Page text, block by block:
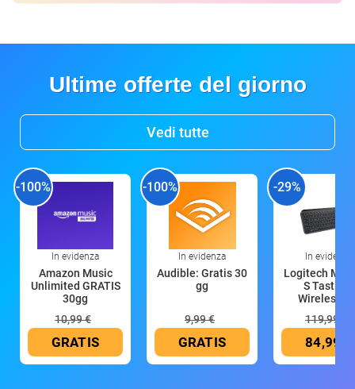
Ultime offerte del giorno
Vedi tutte
-100%
In evidenza
Amazon Music
Unlimited GRATIS
30gg
10,99 €
GRATIS
-100%
In evidenza
Audible: Gratis 30
gg
9,99 €
GRATIS
-29%
In evidenza
Logitech MX
S Tastiera
Wireless
119,99 €
84,99 €